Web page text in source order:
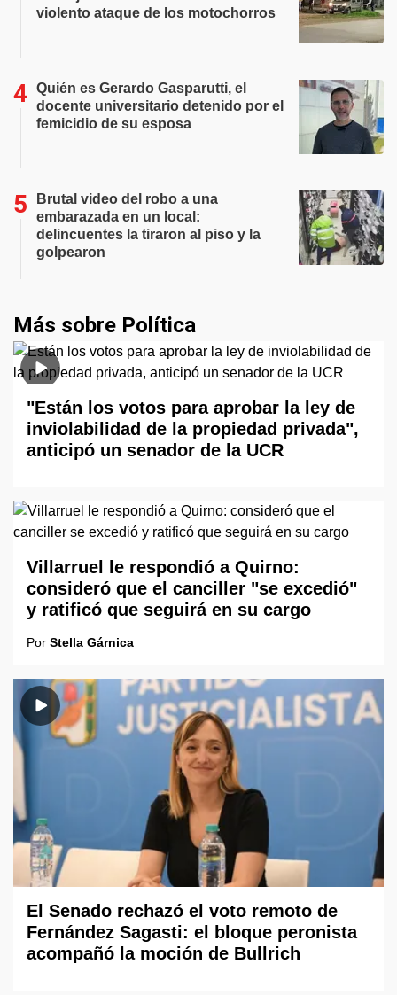
violento ataque de los motochorros
Quién es Gerardo Gasparutti, el
docente universitario detenido por el
femicidio de su esposa
Brutal video del robo a una
embarazada en un local:
delincuentes la tiraron al piso y la
golpearon
Más sobre Política
"Están los votos para aprobar la ley de
inviolabilidad de la propiedad privada",
anticipó un senador de la UCR
Villarruel le respondió a Quirno:
consideró que el canciller "se excedió"
y ratificó que seguirá en su cargo
Por Stella Gárnica
El Senado rechazó el voto remoto de
Fernández Sagasti: el bloque peronista
acompañó la moción de Bullrich